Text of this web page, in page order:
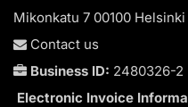
Mikonkatu 7 00100
Contact us
Business ID: 2480326-2
Electronic Invoice